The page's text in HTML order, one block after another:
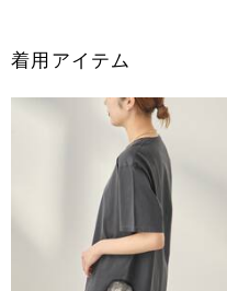
着用アイテム